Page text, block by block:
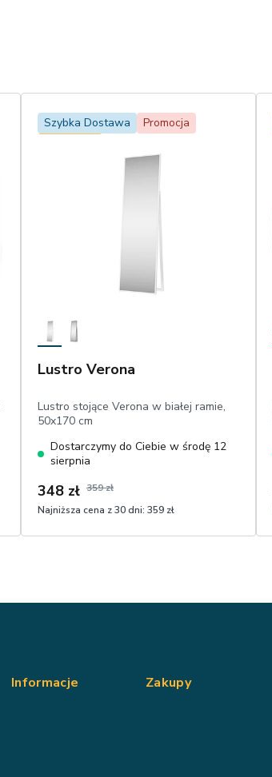
Szybka Dostawa
Promocja
Lustro Verona
Lustro stojące Verona w białej ramie,
50x170 cm
Dostarczymy do Ciebie w środę 12
sierpnia
348 zł 359 zł
Najniższa cena z 30 dni: 359 zł
Informacje Zakupy